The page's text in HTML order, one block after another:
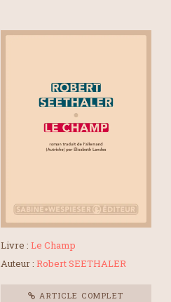
Livre : Le Champ
Auteur : Robert SEETHALER
ARTICLE COMPLET